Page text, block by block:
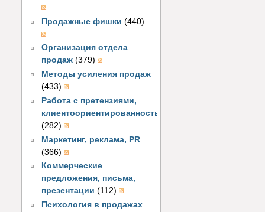
Продажные фишки (440)
Организация отдела
продаж (379)
Методы усиления продаж
(433)
Работа с претензиями,
клиентоориентированность
(282)
Маркетинг, реклама, PR
(366)
Коммерческие
предложения, письма,
презентации (112)
Психология в продажах